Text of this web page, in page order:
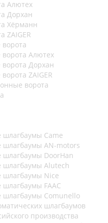
Алютех
Дорхан
Хёрманн
ZAIGER
Алютех
Дорхан
ZAIGER
ворота
шлагбаумы Came
шлагбаумы AN-motors
шлагбаумы DoorHan
шлагбаумы Alutech
шлагбаумы Nice
FAAC
шлагбаумы Comunello
шлагбаумов
производства